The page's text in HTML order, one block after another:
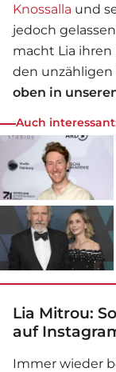
Knossalla und
jedoch
macht Lia
den unzähligen
oben in
Auch
Lia Mitrou:
auf
Immer wieder